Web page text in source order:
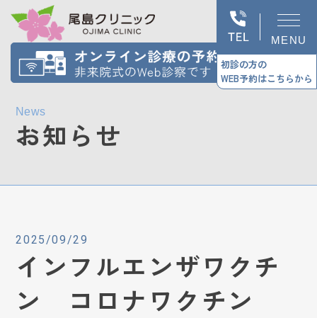
MENU
初診の方の
WEB予約はこちらから
News
お知らせ
2025/09/29
インフルエンザワクチ
ン コロナワクチン